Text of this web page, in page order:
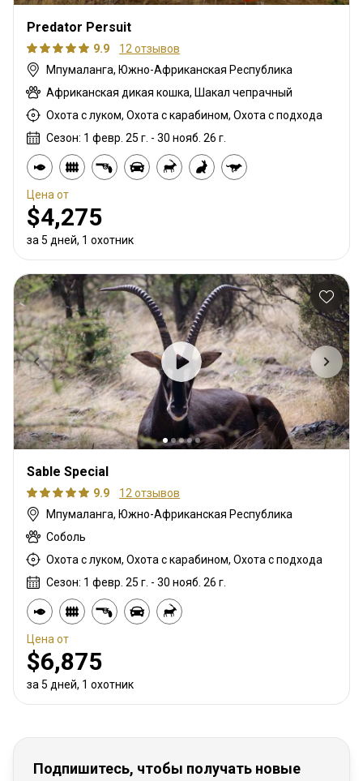
Predator Persuit
9.9
12 отзывов
Мпумаланга, Южно-Африканская Республика
Африканская дикая кошка, Шакал чепрачный
Охота с луком, Охота с карабином, Охота с подхода
Сезон: 1 февр. 25 г. - 30 нояб. 26 г.
Цена от
$4,275
за 5 дней, 1 охотник
Sable Special
9.9
12 отзывов
Мпумаланга, Южно-Африканская Республика
Соболь
Охота с луком, Охота с карабином, Охота с подхода
Сезон: 1 февр. 25 г. - 30 нояб. 26 г.
Цена от
$6,875
за 5 дней, 1 охотник
Подпишитесь, чтобы получать новые